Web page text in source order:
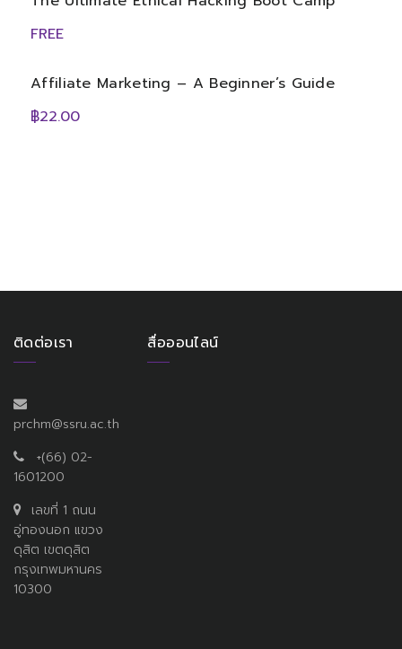
FREE
Affiliate Marketing – A Beginner’s Guide
฿22.00
ติดต่อเรา
prchm@ssru.ac.th
+(66) 02-
1601200
เลขที่ 1 ถนน
อู่ทองนอก แขวง
ดุสิต เขตดุสิต
กรุงเทพมหานคร
10300
สื่อออนไลน์